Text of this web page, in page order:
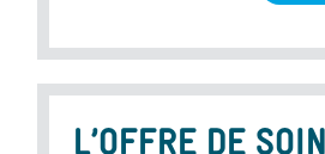
L’OFFRE DE